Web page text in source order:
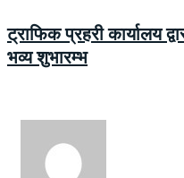
ट्राफिक प्रहरी कार्यालय
भव्य शुभारम्भ